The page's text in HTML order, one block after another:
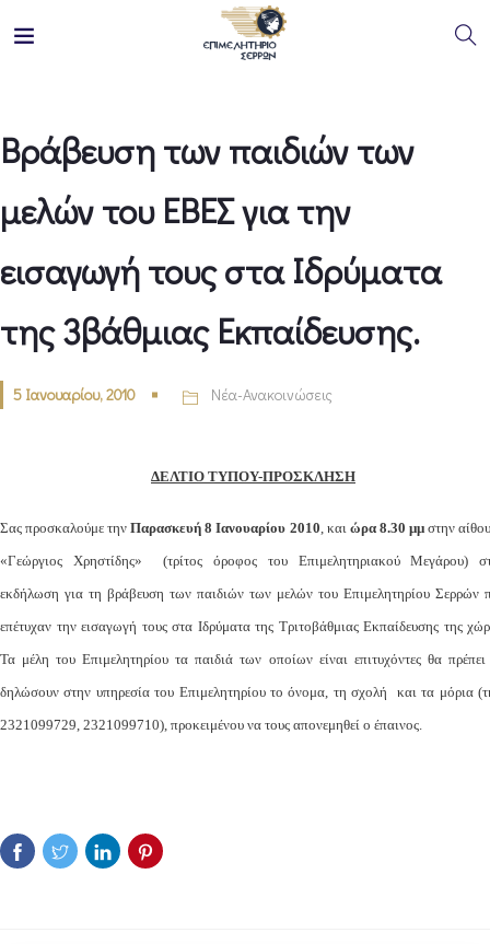
Βράβευση των παιδιών των
μελών του ΕΒΕΣ για την
εισαγωγή τους στα Ιδρύματα
της 3βάθμιας Εκπαίδευσης.
5 Ιανουαρίου, 2010 Νέα-Ανακοινώσεις
ΔΕΛΤΙΟ ΤΥΠΟΥ-ΠΡΟΣΚΛΗΣΗ
Σας προσκαλούμε τηνΠαρασκευή 8 Ιανουαρίου 2010, και ώρα 8.30 μμστην
«Γεώργιος Χρηστίδης» (τρίτος όροφος του Επιμελητηριακού Μεγάρου)
εκδήλωση για τη βράβευση των παιδιών των μελών του Επιμελητηρίου Σερρών
επέτυχαν την εισαγωγή τους στα Ιδρύματα της Τριτοβάθμιας Εκπαίδευσης της
Τα μέλη του Επιμελητηρίου τα παιδιά των οποίων είναι επιτυχόντες θα
δηλώσουν στην υπηρεσία του Επιμελητηρίου το όνομα, τη σχολή και τα μόρια
2321099729, 2321099710), προκειμένου να τους απονεμηθεί ο έπαινος.